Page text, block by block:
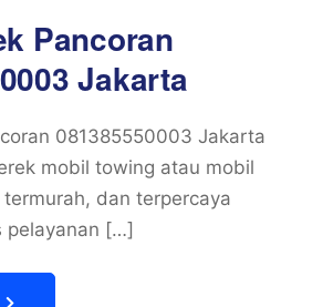
Pancoran
Jakarta
081385550003 Jakarta
mobil towing atau mobil
dan terpercaya
pelayanan […]